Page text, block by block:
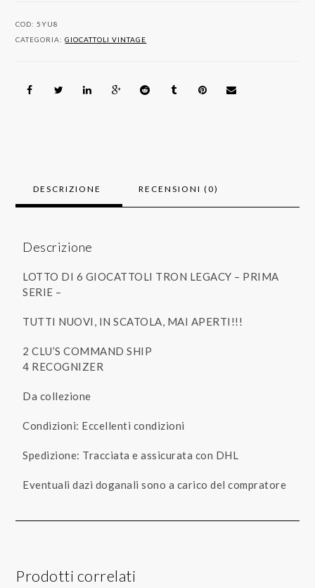
COD: 5YU8
CATEGORIA:GIOCATTOLI VINTAGE
DESCRIZIONE RECENSIONI (0)
Descrizione
LOTTO DI 6 GIOCATTOLI TRON LEGACY – PRIMA
SERIE –
TUTTI NUOVI, IN SCATOLA, MAI APERTI!!!
2 CLU’S COMMAND SHIP
4 RECOGNIZER
Da collezione
Condizioni: Eccellenti condizioni
Spedizione: Tracciata e assicurata con DHL
Eventuali dazi doganali sono a carico del compratore
Prodotti correlati